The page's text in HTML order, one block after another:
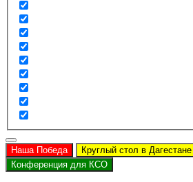
Наша Победа
Круглый стол в Дагестане
Конференция для КСО